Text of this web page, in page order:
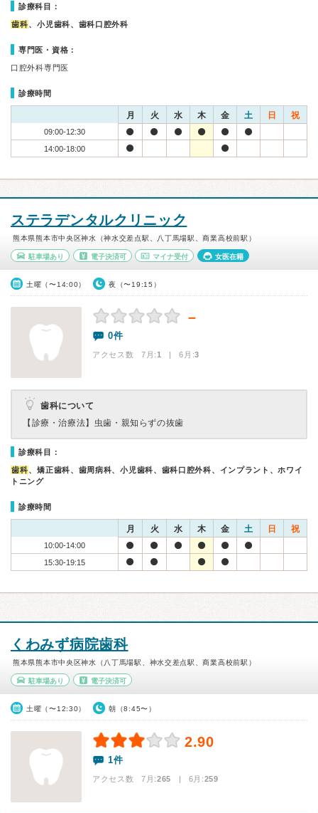
診療科目：
歯科、小児歯科、歯科口腔外科
専門医・資格：
口腔外科専門医
診療時間
月 火 水 木 金 土 日 祝
09:00-12:30
14:00-18:00
ステラデンタルクリニック
熊本県熊本市中央区神水（神水交差点駅、八丁馬場駅、商業高校前駅）
駐車場あり 電子決済可 マイナ受付 女医在籍
土曜（〜14:00） 夜（〜19:15）
－
0件
アクセス数 7月:1 | 6月:3
歯科について
【診療・治療法】 虫歯・親知らずの抜歯
診療科目：
歯科、矯正歯科、歯周病科、小児歯科、歯科口腔外科、インプラント、ホワイ
トニング
診療時間
月 火 水 木 金 土 日 祝
10:00-14:00
15:30-19:15
くわみず病院歯科
熊本県熊本市中央区神水（八丁馬場駅、神水交差点駅、商業高校前駅）
駐車場あり 電子決済可
土曜（〜12:30） 朝（8:45〜）
2.90
1件
アクセス数 7月:265 | 6月:259